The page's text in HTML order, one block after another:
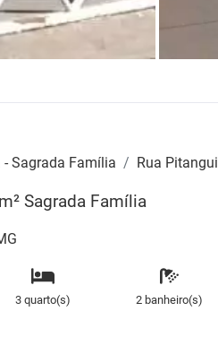
Sagrada Família Rua Pitangui
Sagrada Família
3 quarto(s) 2 banheiro(s)